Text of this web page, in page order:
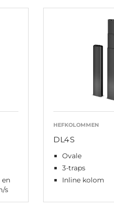
en
s
HEFKOLOMMEN
DL4S
Ovale
3-traps
Inline kolom